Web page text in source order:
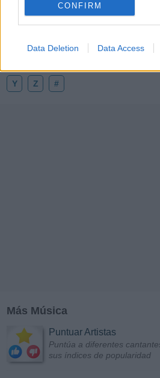
CONFIRM
Data Deletion Data Access
Letras Top Artistas Playlists
Y Z #
Más Música
Puntuar Artistas
Puntúa a diferentes
sus índices de popularidad